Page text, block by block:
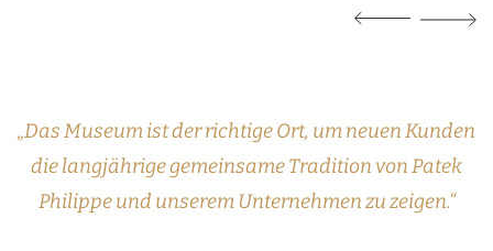
„Das Museum ist der richtige Ort, um neuen Kunden
die langjährige gemeinsame Tradition von Patek
Philippe und unserem Unternehmen zu zeigen.“